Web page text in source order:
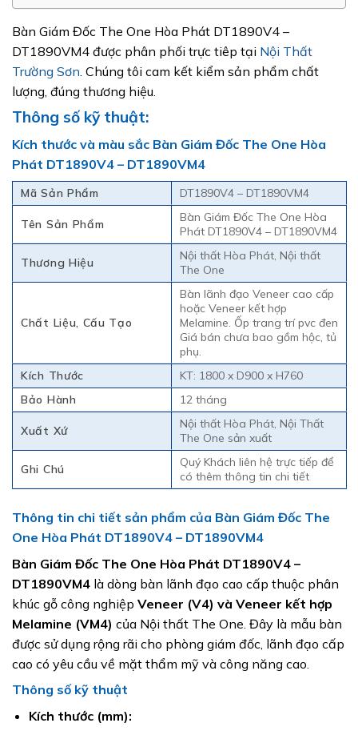
Bàn Giám Đốc The One Hòa Phát DT1890V4 –
DT1890VM4 được phân phối trực tiêp tại Nội Thất
Trường Sơn. Chúng tôi cam kết kiểm sản phẩm chất
lượng, đúng thương hiệu.
Thông số kỹ thuật:
Kích thước và màu sắc Bàn Giám Đốc The One Hòa
Phát DT1890V4 – DT1890VM4
Mã Sản Phẩm DT1890V4 – DT1890VM4
Tên Sản Phẩm
Bàn Giám Đốc The One Hòa
Phát DT1890V4 – DT1890VM4
Thương Hiệu
Nội thất Hòa Phát, Nội thất
The One
Chất Liệu, Cấu Tạo
Bàn lãnh đạo Veneer cao cấp
hoặc Veneer kết hợp
Melamine. Ốp trang trí pvc đen
Giá bán chưa bao gồm hộc, tủ
phụ.
Kích Thước
KT: 1800 x D900 x H760
Bảo Hành
12 tháng
Xuất Xứ
Nội thất Hòa Phát, Nội Thất
The One sản xuất
Ghi Chú
Quý Khách liên hệ trực tiếp để
có thêm thông tin chi tiết
Thông tin chi tiết sản phẩm của Bàn Giám Đốc The
One Hòa Phát DT1890V4 – DT1890VM4
Bàn Giám Đốc The One Hòa Phát DT1890V4 –
DT1890VM4 là dòng bàn lãnh đạo cao cấp thuộc phân
khúc gỗ công nghiệp Veneer (V4) và Veneer kết hợp
Melamine (VM4) của Nội thất The One. Đây là mẫu bàn
được sử dụng rộng rãi cho phòng giám đốc, lãnh đạo cấp
cao có yêu cầu về mặt thẩm mỹ và công năng cao.
Thông số kỹ thuật
Kích thước (mm):